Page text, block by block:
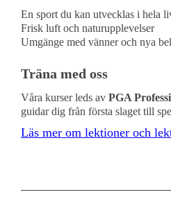
En sport du kan utvecklas i hela
Frisk luft och naturupplevelser
Umgänge med vänner och nya
Träna med oss
Våra kurser leds av PGA
guidar dig från första slaget till
Läs mer om lektioner och